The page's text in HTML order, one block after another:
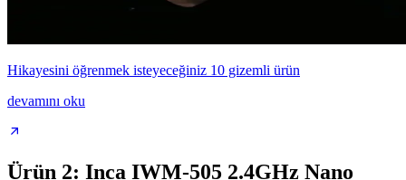
Hikayesini öğrenmek isteyeceğiniz 10 gizemli ürün
devamını oku
Ürün 2: Inca IWM-505 2.4GHz Nano